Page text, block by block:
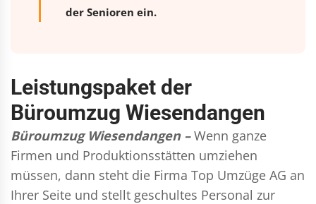
der Senioren ein.
Leistungspaket der
Büroumzug Wiesendangen
Büroumzug Wiesendangen – Wenn ganze
Firmen und Produktionsstätten umziehen
müssen, dann steht die Firma Top Umzüge AG an
Ihrer Seite und stellt geschultes Personal zur